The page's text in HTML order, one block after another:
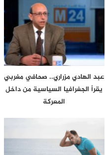
عبد الهادي مزراري.. صحافي مغربي
يقرأ الجغرافيا السياسية من داخل
المعركة